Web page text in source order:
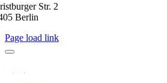
Str. 2
Berlin
Page load link